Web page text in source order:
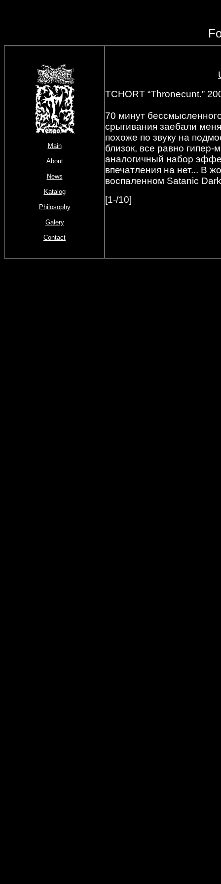
Main
About
News
Katalog
Philosophy
Galery
Contact
TCHORT “Thronecunt.”
70 минут
срыгивания заебали
похоже по звуку на
близок, все равно гипер-
аналогичный набор
впечатления на нет... В
воспаленном Satanic
[1-/10]